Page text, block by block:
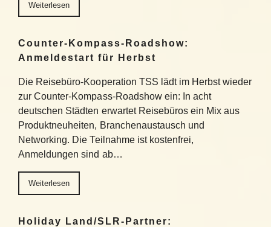
Weiterlesen
Counter-Kompass-Roadshow:
Anmeldestart für Herbst
Die Reisebüro-Kooperation TSS lädt im Herbst wieder
zur Counter-Kompass-Roadshow ein: In acht
deutschen Städten erwartet Reisebüros ein Mix aus
Produktneuheiten, Branchenaustausch und
Networking. Die Teilnahme ist kostenfrei,
Anmeldungen sind ab…
Weiterlesen
Holiday Land/SLR-Partner: